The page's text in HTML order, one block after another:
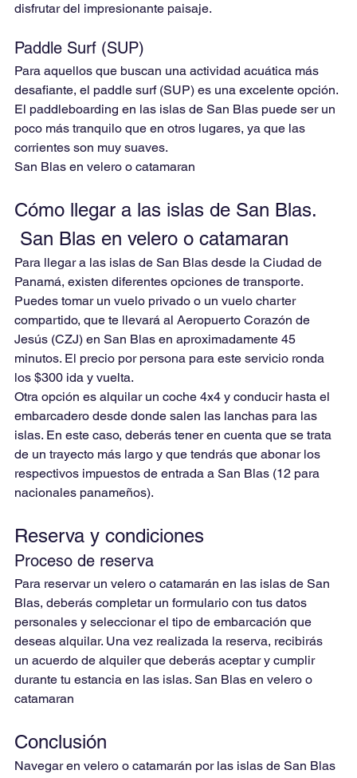
disfrutar del impresionante paisaje.
Paddle Surf (SUP)
Para aquellos que buscan una actividad acuática más
desafiante, el paddle surf (SUP) es una excelente opción.
El paddleboarding en las islas de San Blas puede ser un
poco más tranquilo que en otros lugares, ya que las
corrientes son muy suaves.
San Blas en velero o catamaran
Cómo llegar a las islas de San Blas.
San Blas en velero o catamaran
Para llegar a las islas de San Blas desde la Ciudad de
Panamá, existen diferentes opciones de transporte.
Puedes tomar un vuelo privado o un vuelo charter
compartido, que te llevará al Aeropuerto Corazón de
Jesús (CZJ) en San Blas en aproximadamente 45
minutos. El precio por persona para este servicio ronda
los $300 ida y vuelta.
Otra opción es alquilar un coche 4x4 y conducir hasta el
embarcadero desde donde salen las lanchas para las
islas. En este caso, deberás tener en cuenta que se trata
de un trayecto más largo y que tendrás que abonar los
respectivos impuestos de entrada a San Blas (12 para
nacionales panameños).
Reserva y condiciones
Proceso de reserva
Para reservar un velero o catamarán en las islas de San
Blas, deberás completar un formulario con tus datos
personales y seleccionar el tipo de embarcación que
deseas alquilar. Una vez realizada la reserva, recibirás
un acuerdo de alquiler que deberás aceptar y cumplir
durante tu estancia en las islas. San Blas en velero o
catamaran
Conclusión
Navegar en velero o catamarán por las islas de San Blas